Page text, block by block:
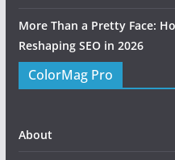
More Than a Pretty Face:
Reshaping SEO in 2026
ColorMag Pro
About